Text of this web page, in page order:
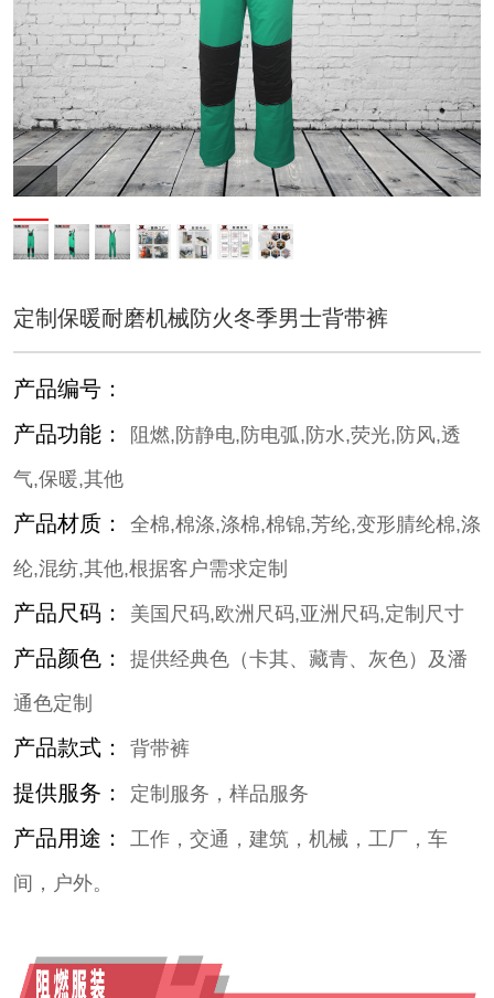
定制保暖耐磨机械防火冬季男士背带裤
产品编号：
产品功能：
阻燃,防静电,防电弧,防水,荧光,防风,透
气,保暖,其他
产品材质：
全棉,棉涤,涤棉,棉锦,芳纶,变形腈纶棉,涤
纶,混纺,其他,根据客户需求定制
产品尺码： 美国尺码,欧洲尺码,亚洲尺码,定制尺寸
产品颜色：
提供经典色（卡其、藏青、灰色）及潘
通色定制
产品款式： 背带裤
提供服务： 定制服务，样品服务
产品用途：
工作，交通，建筑，机械，工厂，车
间，户外。